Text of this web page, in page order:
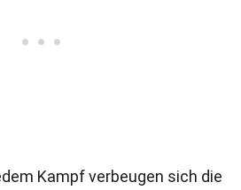
Kampf verbeugen sich die